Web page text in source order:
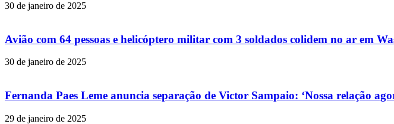
30 de janeiro de 2025
Avião com 64 pessoas e helicóptero militar com 3 soldados colidem no ar em
30 de janeiro de 2025
Fernanda Paes Leme anuncia separação de Victor Sampaio: ‘Nossa relação
29 de janeiro de 2025